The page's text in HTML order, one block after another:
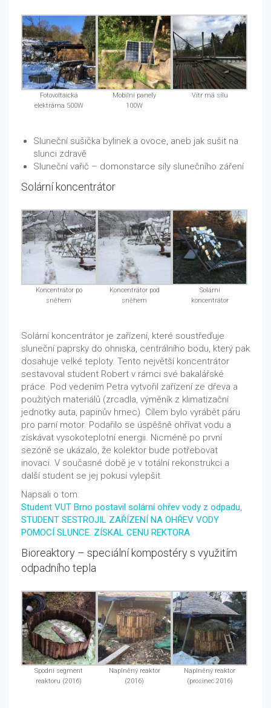
Fotovoltaická
elektrárna 500W
Mobilní panely
100W
Vítr má sílu
Sluneční sušička bylinek a ovoce, aneb jak sušit na
slunci zdravě
Sluneční vařič – domonstarce síly slunečního záření
Solární koncentrátor
Koncentrátor po
sněhem
Koncentrátor pod
sněhem
Solární
koncentrátor
Solární koncentrátor je zařízení, které soustřeďuje
sluneční paprsky do ohniska, centrálního bodu, který pak
dosahuje velké teploty. Tento největší koncentrátor
sestavoval student Robert v rámci své bakalářské
práce. Pod vedením Petra vytvořil zařízení ze dřeva a
použitých materiálů (zrcadla, výměník z klimatizační
jednotky auta, papinův hrnec). Cílem bylo vyrábět páru
pro parní motor. Podařilo se úspěšně ohřívat vodu a
získávat vysokoteplotní energii. Nicméně po první
sezóně se ukázalo, že kolektor bude potřebovat
inovaci. V současné době je v totální rekonstrukci a
další student se jej pokusí vylepšit.
Napsali o tom:
Student VUT Brno postavil solární ohřev vody z odpadu,
STUDENT SESTROJIL ZAŘÍZENÍ NA OHŘEV VODY
POMOCÍ SLUNCE. ZÍSKAL CENU REKTORA
Bioreaktory – speciální kompostéry s využitím
odpadního tepla
Spodní segment
reaktoru (2016)
Naplněný reaktor
(2016)
Naplněný reaktor
(prosinec 2016)